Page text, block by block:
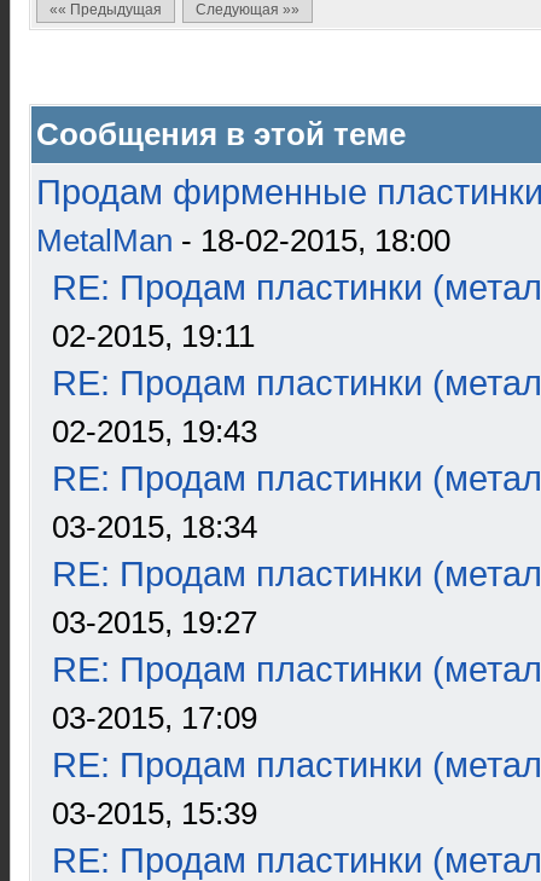
«« Предыдущая Следующая »»
Сообщения в этой теме
Продам фирменные
MetalMan - 18-02-2015, 18:00
RE: Продам пластинки
02-2015, 19:11
RE: Продам пластинки
02-2015, 19:43
RE: Продам пластинки
03-2015, 18:34
RE: Продам пластинки
03-2015, 19:27
RE: Продам пластинки
03-2015, 17:09
RE: Продам пластинки
03-2015, 15:39
RE: Продам пластинки